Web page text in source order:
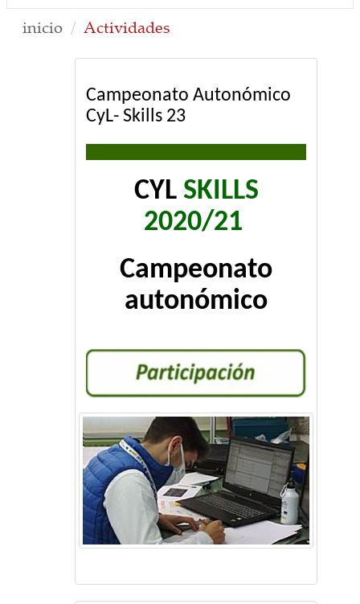
inicio Actividades
Campeonato Autonómico
CyL- Skills 23
CYL SKILLS
2020/21
Campeonato
autonómico